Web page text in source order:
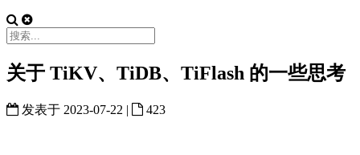
关于 TiKV、TiDB、TiFlash 的一些思考
发表于 2023-07-22 | 423